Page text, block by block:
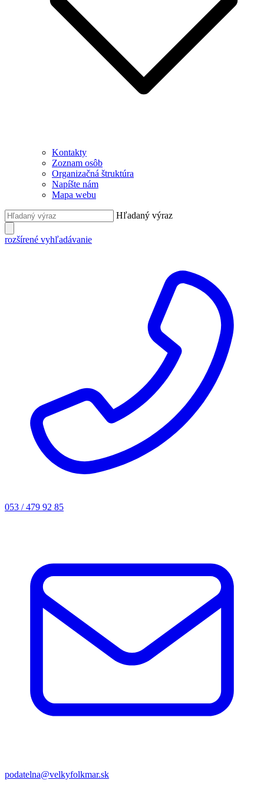
Kontakty
Zoznam osôb
Organizačná štruktúra
Napíšte nám
Mapa webu
Hľadaný výraz
rozšírené vyhľadávanie
053 / 479 92 85
podatelna@velkyfolkmar.sk